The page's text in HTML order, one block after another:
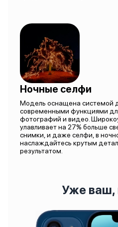
Ночные селфи
Модель оснащена системой
современными функциями
фотографий и видео.
улавливает на 27% больше
снимки, и даже селфи, в
наслаждайтесь крутым
результатом.
Уже ваш,